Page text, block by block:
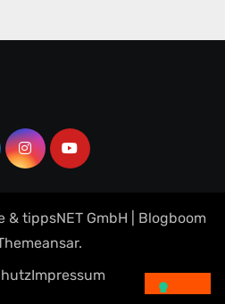
tippsNET GmbH
Blogboom
.
Impressum